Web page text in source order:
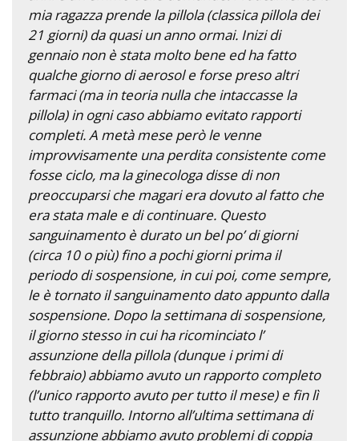
mia ragazza prende la pillola (classica pillola dei
21 giorni) da quasi un anno ormai. Inizi di
gennaio non è stata molto bene ed ha fatto
qualche giorno di aerosol e forse preso altri
farmaci (ma in teoria nulla che intaccasse la
pillola) in ogni caso abbiamo evitato rapporti
completi. A metà mese però le venne
improvvisamente una perdita consistente come
fosse ciclo, ma la ginecologa disse di non
preoccuparsi che magari era dovuto al fatto che
era stata male e di continuare. Questo
sanguinamento è durato un bel po’ di giorni
(circa 10 o più) fino a pochi giorni prima il
periodo di sospensione, in cui poi, come sempre,
le è tornato il sanguinamento dato appunto dalla
sospensione. Dopo la settimana di sospensione,
il giorno stesso in cui ha ricominciato l’
assunzione della pillola (dunque i primi di
febbraio) abbiamo avuto un rapporto completo
(l’unico rapporto avuto per tutto il mese) e fin lì
tutto tranquillo. Intorno all’ultima settimana di
assunzione abbiamo avuto problemi di coppia